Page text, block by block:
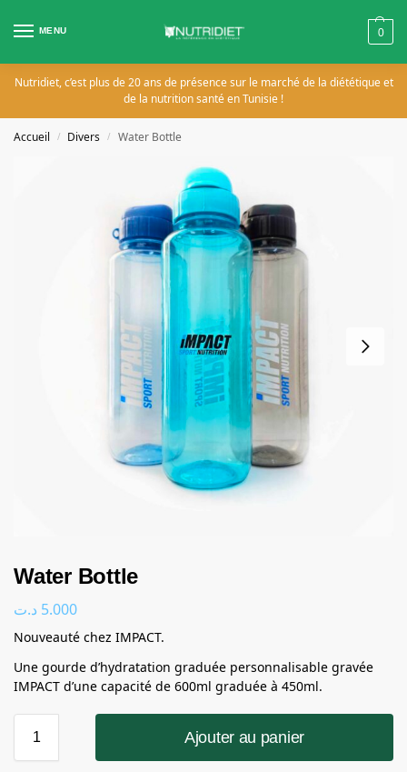
MENU 0
Nutridiet, c’est plus de 20 ans de présence sur le marché de la diététique et
de la nutrition santé en Tunisie !
Accueil / Divers / Water Bottle
Water Bottle
5.000 د.ت
Nouveauté chez IMPACT.
Une gourde d’hydratation graduée personnalisable gravée
IMPACT d’une capacité de 600ml graduée à 450ml.
Ajouter au panier